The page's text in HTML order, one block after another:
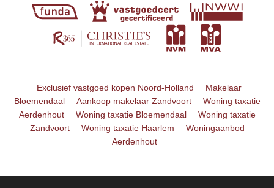
Exclusief vastgoed kopen Noord-Holland
Makelaar
Bloemendaal
Aankoop makelaar Zandvoort
Woning taxatie
Aerdenhout
Woning taxatie Bloemendaal
Woning taxatie
Zandvoort
Woning taxatie Haarlem
Woningaanbod
Aerdenhout